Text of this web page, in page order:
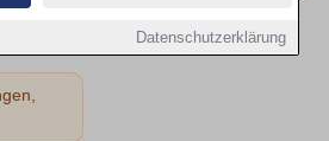
Datenschutzerklärung